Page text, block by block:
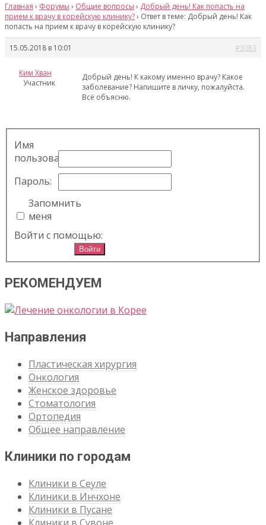
Главная › Форумы › Общие вопросы › Добрый день! Как попасть на
прием к врачу в корейскую клинику?› Ответ в теме: Добрый день! Как
попасть на прием к врачу в корейскую клинику?
15.05.2018 в 10:01 #3083
Ким Хван
Участник
Добрый день! К какому именно врачу? Какое
заболевание? Напишите в личку, пожалуйста.
Всё объясню.
Имя
пользователя:
Пароль:
Запомнить
меня
Войти с помощью:
Войти
РЕКОМЕНДУЕМ
Направления
Пластическая хирургия
Онкология
Женское здоровье
Стоматология
Ортопедия
Общее направление
Клиники по городам
Клиники в Сеуле
Клиники в Инчхоне
Клиники в Пусане